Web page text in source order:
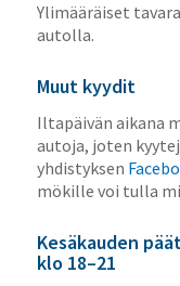
Ylimääräiset
autolla.
Muut kyydit
Iltapäivän aikana
autoja, joten
yhdistyksen
mökille voi tulla
Kesäkauden
klo 18–21